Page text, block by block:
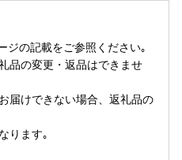
ト登録
ジの記載をご参照ください｡
品の変更・返品はできませ
届けできない場合、返礼品の
ります｡